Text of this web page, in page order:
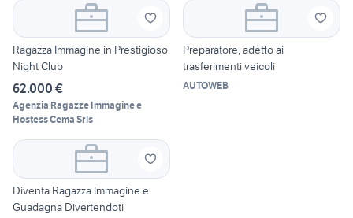
Ragazza Immagine in Prestigioso
Night Club
62.000 €
Agenzia Ragazze Immagine e
Hostess Cema Srls
Preparatore, adetto ai
trasferimenti veicoli
AUTOWEB
Diventa Ragazza Immagine e
Guadagna Divertendoti